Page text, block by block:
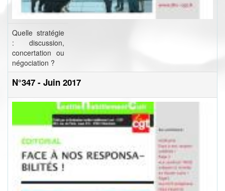
Quelle stratégie
: discussion,
concertation ou
négociation ?
N°347 - Juin 2017